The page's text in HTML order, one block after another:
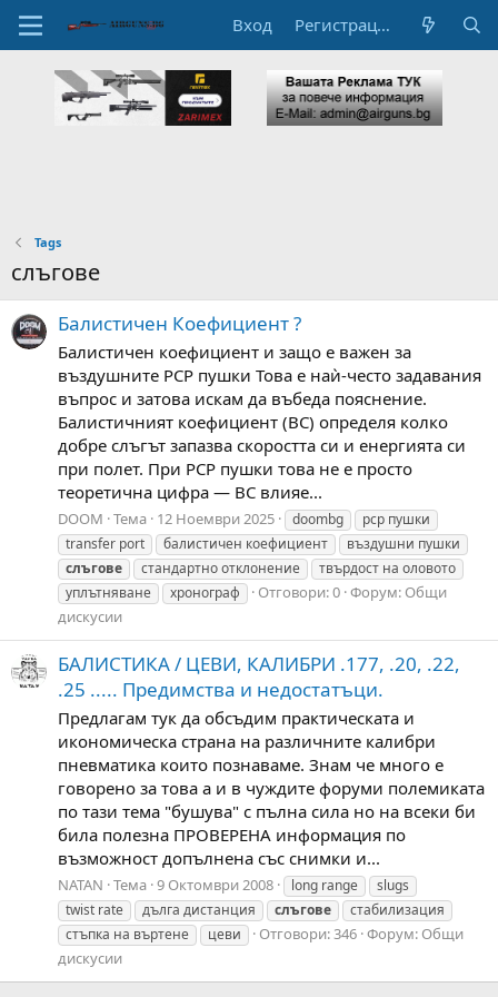
Вход Регистрация
Tags
слъгове
Балистичен Коефициент ?
Балистичен коефициент и защо е важен за
въздушните PCP пушки Това е наѝ-често задавания
въпрос и затова искам да въбеда пояснение.
Балистичният коефициент (BC) определя колко
добре слъгът запазва скоростта си и енергията си
при полет. При PCP пушки това не е просто
теоретична цифра — BC влияе...
DOOM Тема 12 Ноември 2025 doombg
pcp пушки
transfer port
балистичен коефициент
въздушни пушки
слъгове
стандартно отклонение
твърдост на оловото
уплътняване
хронограф Отговори: 0 Форум: Общи
дискусии
БАЛИСТИКА / ЦЕВИ, КАЛИБРИ .177, .20, .22,
.25 ..... Предимства и недостатъци.
Предлагам тук да обсъдим практическата и
икономическа страна на различните калибри
пневматика които познаваме. Знам че много е
говорено за това а и в чуждите форуми полемиката
по тази тема "бушува" с пълна сила но на всеки би
била полезна ПРОВЕРЕНА информация по
възможност допълнена със снимки и...
NATAN Тема 9 Октомври 2008 long range
slugs
twist rate
дълга дистанция слъгове
стабилизация
стъпка на въртене
цеви Отговори: 346 Форум: Общи
дискусии